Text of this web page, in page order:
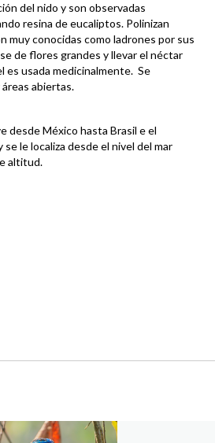
del nido y son observadas
resina de eucaliptos. Polinizan
muy conocidas como ladrones por sus
de flores grandes y llevar el néctar
es usada medicinalmente. Se
abiertas.
desde México hasta Brasil e el
le localiza desde el nivel del mar
altitud.